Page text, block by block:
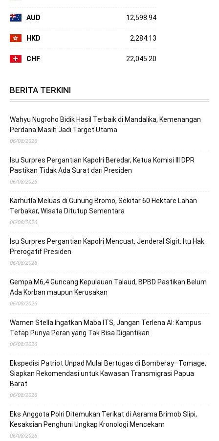
AUD 12,598.94
HKD 2,284.13
CHF 22,045.20
BERITA TERKINI
Wahyu Nugroho Bidik Hasil Terbaik di Mandalika, Kemenangan
Perdana Masih Jadi Target Utama
06/08/2026
Isu Surpres Pergantian Kapolri Beredar, Ketua Komisi III DPR
Pastikan Tidak Ada Surat dari Presiden
06/08/2026
Karhutla Meluas di Gunung Bromo, Sekitar 60 Hektare Lahan
Terbakar, Wisata Ditutup Sementara
06/08/2026
Isu Surpres Pergantian Kapolri Mencuat, Jenderal Sigit: Itu Hak
Prerogatif Presiden
06/08/2026
Gempa M6,4 Guncang Kepulauan Talaud, BPBD Pastikan Belum
Ada Korban maupun Kerusakan
06/08/2026
Wamen Stella Ingatkan Maba ITS, Jangan Terlena AI: Kampus
Tetap Punya Peran yang Tak Bisa Digantikan
06/08/2026
Ekspedisi Patriot Unpad Mulai Bertugas di Bomberay–Tomage,
Siapkan Rekomendasi untuk Kawasan Transmigrasi Papua
Barat
06/08/2026
Eks Anggota Polri Ditemukan Terikat di Asrama Brimob Slipi,
Kesaksian Penghuni Ungkap Kronologi Mencekam
06/08/2026